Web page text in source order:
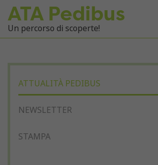
ATA Pedibus
Un percorso di scoperte!
ATTUALITÀ PEDIBUS
NEWSLETTER
STAMPA